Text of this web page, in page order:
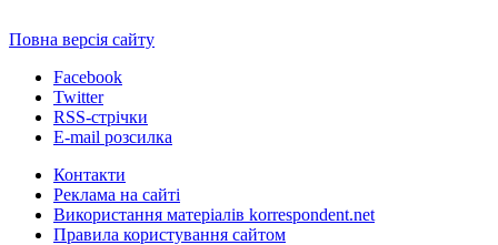
Повна версія сайту
Facebook
Twitter
RSS-стрічки
E-mail розсилка
Контакти
Реклама на сайті
Використання матеріалів korrespondent.net
Правила користування сайтом